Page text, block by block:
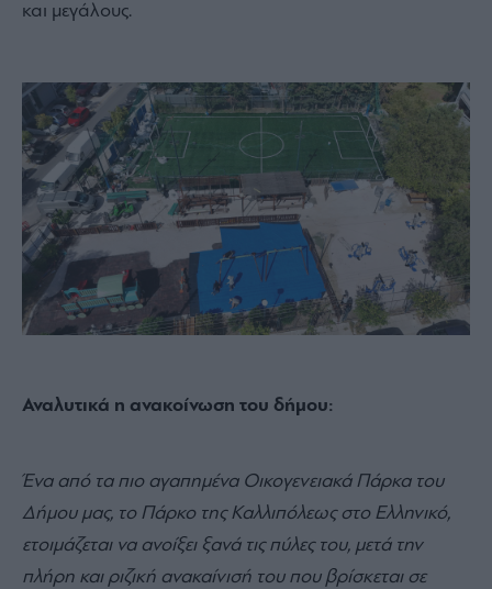
και μεγάλους.
Αναλυτικά η ανακοίνωση του δήμου:
Ένα από τα πιο αγαπημένα Οικογενειακά Πάρκα του
Δήμου μας, το Πάρκο της Καλλιπόλεως στο Ελληνικό,
ετοιμάζεται να ανοίξει ξανά τις πύλες του, μετά την
πλήρη και ριζική ανακαίνισή του που βρίσκεται σε